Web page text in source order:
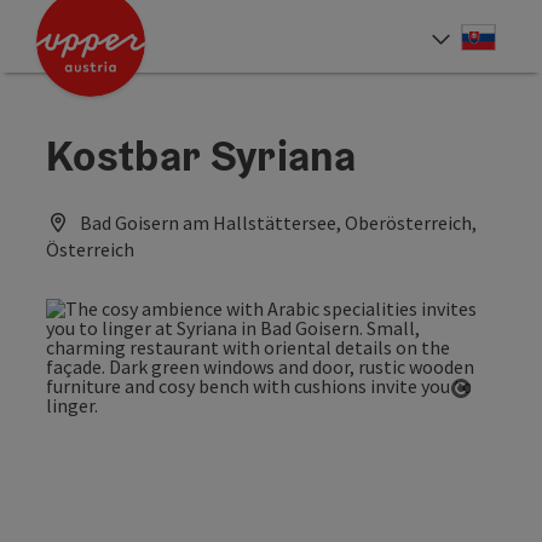
Accesskey
Accesskey
Kostbar Syriana
Bad Goisern am Hallstättersee, Oberösterreich,
Österreich